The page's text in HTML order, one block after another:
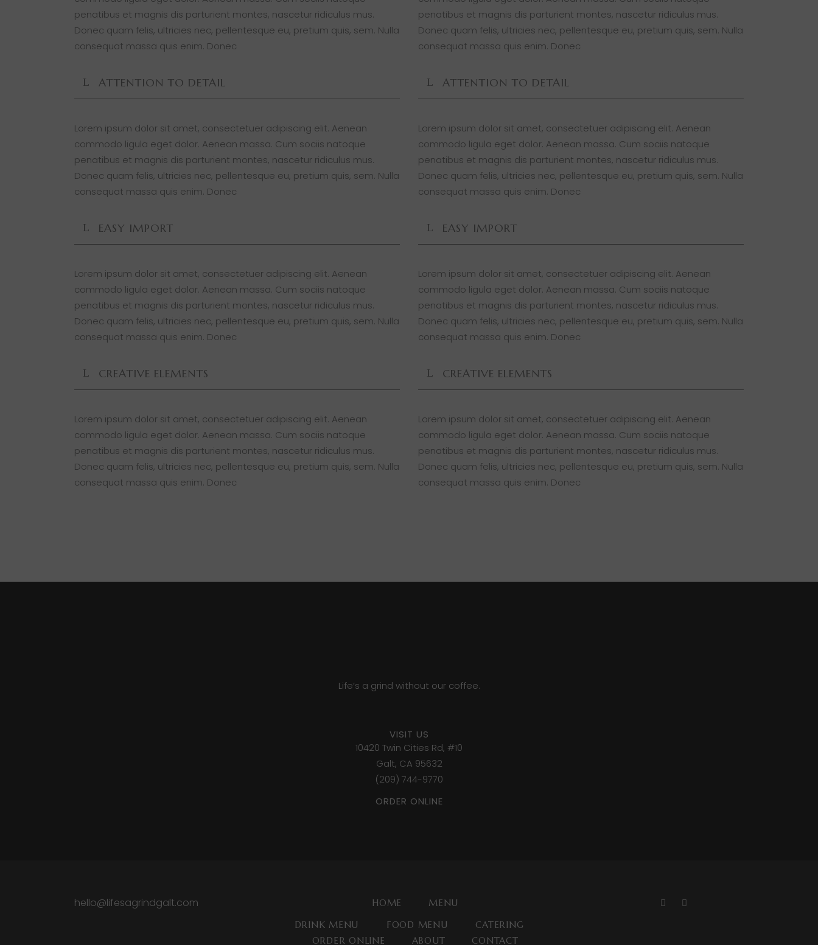
penatibus et magnis dis parturient montes, nascetur ridiculus mus.
Donec quam felis, ultricies nec, pellentesque eu, pretium quis, sem. Nulla
consequat massa quis enim. Donec
ATTENTION TO DETAIL
Lorem ipsum dolor sit amet, consectetuer adipiscing elit. Aenean
commodo ligula eget dolor. Aenean massa. Cum sociis natoque
penatibus et magnis dis parturient montes, nascetur ridiculus mus.
Donec quam felis, ultricies nec, pellentesque eu, pretium quis, sem. Nulla
consequat massa quis enim. Donec
EASY IMPORT
Lorem ipsum dolor sit amet, consectetuer adipiscing elit. Aenean
commodo ligula eget dolor. Aenean massa. Cum sociis natoque
penatibus et magnis dis parturient montes, nascetur ridiculus mus.
Donec quam felis, ultricies nec, pellentesque eu, pretium quis, sem. Nulla
consequat massa quis enim. Donec
CREATIVE ELEMENTS
Lorem ipsum dolor sit amet, consectetuer adipiscing elit. Aenean
commodo ligula eget dolor. Aenean massa. Cum sociis natoque
penatibus et magnis dis parturient montes, nascetur ridiculus mus.
Donec quam felis, ultricies nec, pellentesque eu, pretium quis, sem. Nulla
consequat massa quis enim. Donec
penatibus et magnis dis parturient montes, nascetur ridiculus mus.
Donec quam felis, ultricies nec, pellentesque eu, pretium quis, sem. Nulla
consequat massa quis enim. Donec
ATTENTION TO DETAIL
Lorem ipsum dolor sit amet, consectetuer adipiscing elit. Aenean
commodo ligula eget dolor. Aenean massa. Cum sociis natoque
penatibus et magnis dis parturient montes, nascetur ridiculus mus.
Donec quam felis, ultricies nec, pellentesque eu, pretium quis, sem. Nulla
consequat massa quis enim. Donec
EASY IMPORT
Lorem ipsum dolor sit amet, consectetuer adipiscing elit. Aenean
commodo ligula eget dolor. Aenean massa. Cum sociis natoque
penatibus et magnis dis parturient montes, nascetur ridiculus mus.
Donec quam felis, ultricies nec, pellentesque eu, pretium quis, sem. Nulla
consequat massa quis enim. Donec
CREATIVE ELEMENTS
Lorem ipsum dolor sit amet, consectetuer adipiscing elit. Aenean
commodo ligula eget dolor. Aenean massa. Cum sociis natoque
penatibus et magnis dis parturient montes, nascetur ridiculus mus.
Donec quam felis, ultricies nec, pellentesque eu, pretium quis, sem. Nulla
consequat massa quis enim. Donec
Life’s a grind without our coffee.
VISIT US
10420 Twin Cities Rd, #10
Galt, CA 95632
(209) 744-9770
ORDER ONLINE
hello@lifesagrindgalt.com HOME
MENU
DRINK MENU
FOOD MENU
CATERING
ORDER ONLINE
ABOUT CONTACT